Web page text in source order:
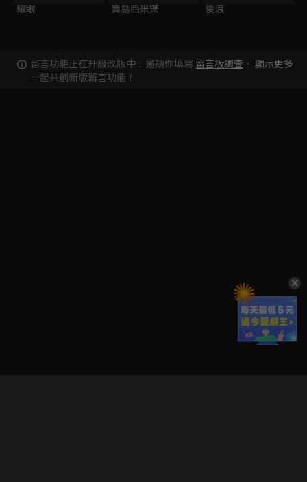
耀眼 寶島西米樂 後浪
留言功能正在升級改版中！邀請你填寫 留言板調查 ，
一起共創新版留言功能！
顯示更多